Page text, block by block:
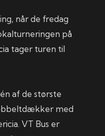
når de fredag
på
tager turen til
af de største
med
VT Bus er